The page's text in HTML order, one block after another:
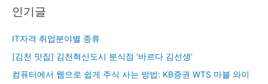
인기글
IT자격 취업분야별 종류
[김천 맛집] 김천혁신도시 분식점 ‘바르다 김선생’
컴퓨터에서 웹으로 쉽게 주식 사는 방법: KB증권 WTS 마블 와이